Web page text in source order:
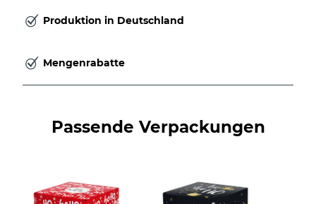
Produktion in Deutschland
Mengenrabatte
Passende Verpackungen